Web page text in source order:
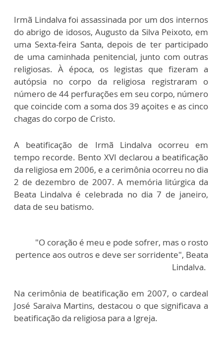
Irmã Lindalva foi assassinada por um dos internos
do abrigo de idosos, Augusto da Silva Peixoto, em
uma Sexta-feira Santa, depois de ter participado
de uma caminhada penitencial, junto com outras
religiosas. À época, os legistas que fizeram a
autópsia no corpo da religiosa registraram o
número de 44 perfurações em seu corpo, número
que coincide com a soma dos 39 açoites e as cinco
chagas do corpo de Cristo.
A beatificação de Irmã Lindalva ocorreu em
tempo recorde. Bento XVI declarou a beatificação
da religiosa em 2006, e a cerimônia ocorreu no dia
2 de dezembro de 2007. A memória litúrgica da
Beata Lindalva é celebrada no dia 7 de janeiro,
data de seu batismo.
"O coração é meu e pode sofrer, mas o rosto
pertence aos outros e deve ser sorridente", Beata
Lindalva.
Na cerimônia de beatificação em 2007, o cardeal
José Saraiva Martins, destacou o que significava a
beatificação da religiosa para a Igreja.